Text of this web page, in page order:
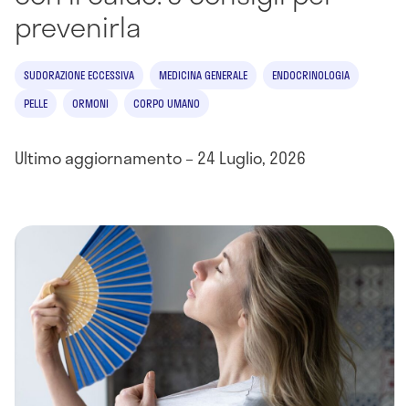
prevenirla
SUDORAZIONE ECCESSIVA MEDICINA GENERALE
ENDOCRINOLOGIA
PELLE
ORMONI CORPO UMANO
Ultimo aggiornamento – 24 Luglio, 2026